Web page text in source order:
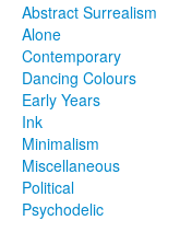
Bilder
& Projekte
Abstract Surrealism
Alone
Contemporary
Dancing Colours
Early Years
Ink
Minimalism
Miscellaneous
Political
Psychodelic